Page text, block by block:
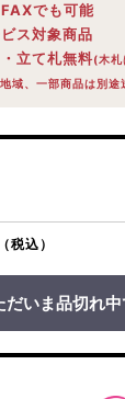
でも可能
ス対象商品
立て札無料(木札
域、一部商品は別途
（税込）
だいま品切れ中